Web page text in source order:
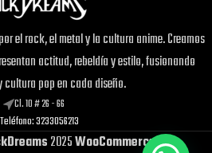
el rock, el metal y la cultura anime. Creamos
actitud, rebeldía y estilo, fusionando
cultura pop en cada diseño.
Cl. 10 # 26 - 66
Teléfono: 3233056213
2025WooCommerce.
Kirby x6
puede ser tuyo
!
duda, pregúntanos.